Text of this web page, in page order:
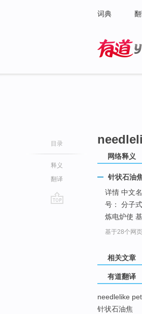
词典
目录
释义
翻译
网络释义
针状石油
详情 中文
号： 分子
炼电炉使
基于28个网页
相关文章
有道翻译
needlelike
针状石油焦